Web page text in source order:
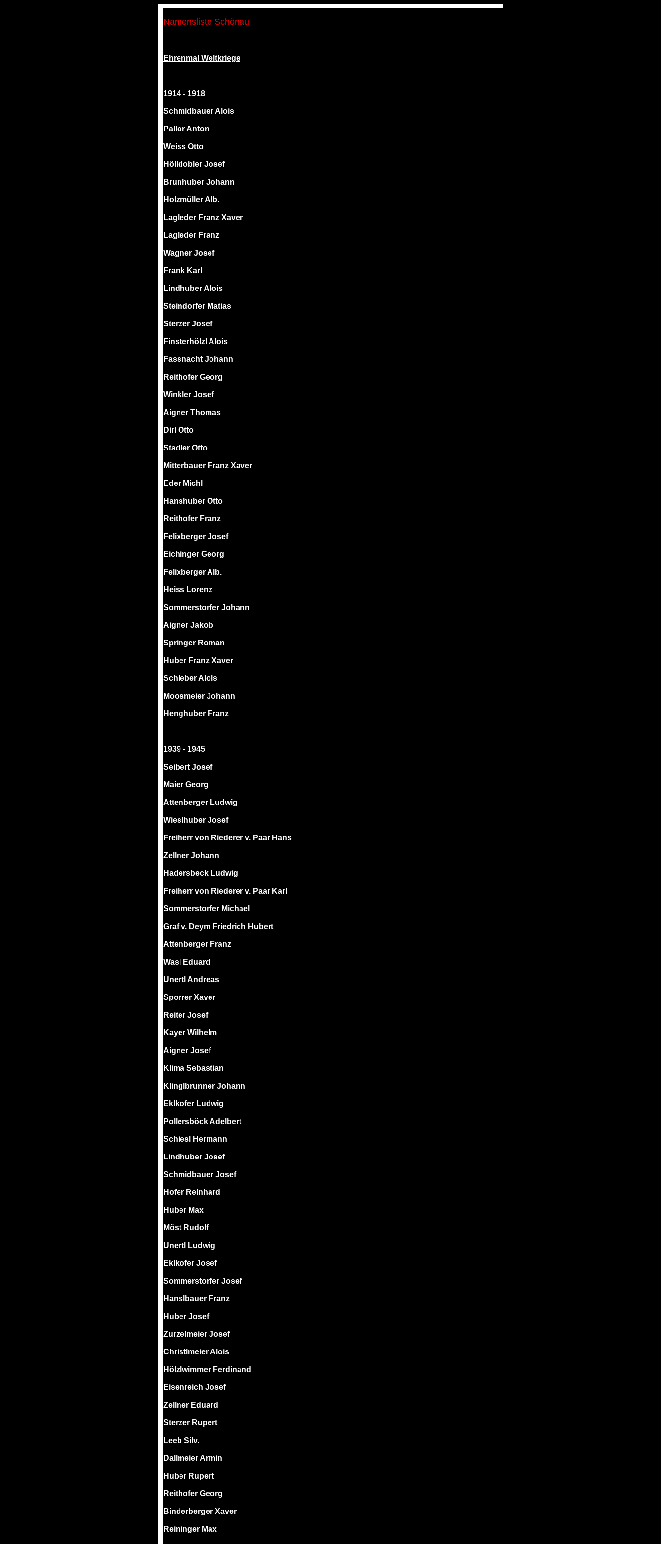
Namensliste Schönau
Ehrenmal Weltkriege
1914 - 1918
Schmidbauer Alois
Pallor Anton
Weiss Otto
Hölldobler Josef
Brunhuber Johann
Holzmüller Alb.
Lagleder Franz Xaver
Lagleder Franz
Wagner Josef
Frank Karl
Lindhuber Alois
Steindorfer Matias
Sterzer Josef
Finsterhölzl Alois
Fassnacht Johann
Reithofer Georg
Winkler Josef
Aigner Thomas
Dirl Otto
Stadler Otto
Mitterbauer Franz Xaver
Eder Michl
Hanshuber Otto
Reithofer Franz
Felixberger Josef
Eichinger Georg
Felixberger Alb.
Heiss Lorenz
Sommerstorfer Johann
Aigner Jakob
Springer Roman
Huber Franz Xaver
Schieber Alois
Moosmeier Johann
Henghuber Franz
1939 - 1945
Seibert Josef
Maier Georg
Attenberger Ludwig
Wieslhuber Josef
Freiherr von Riederer v. Paar Hans
Zellner Johann
Hadersbeck Ludwig
Freiherr von Riederer v. Paar Karl
Sommerstorfer Michael
Graf v. Deym Friedrich Hubert
Attenberger Franz
Wasl Eduard
Unertl Andreas
Sporrer Xaver
Reiter Josef
Kayer Wilhelm
Aigner Josef
Klima Sebastian
Klinglbrunner Johann
Eklkofer Ludwig
Pollersböck Adelbert
Schiesl Hermann
Lindhuber Josef
Schmidbauer Josef
Hofer Reinhard
Huber Max
Möst Rudolf
Unertl Ludwig
Eklkofer Josef
Sommerstorfer Josef
Hanslbauer Franz
Huber Josef
Zurzelmeier Josef
Christlmeier Alois
Hölzlwimmer Ferdinand
Eisenreich Josef
Zellner Eduard
Sterzer Rupert
Leeb Silv.
Dallmeier Armin
Huber Rupert
Reithofer Georg
Binderberger Xaver
Reininger Max